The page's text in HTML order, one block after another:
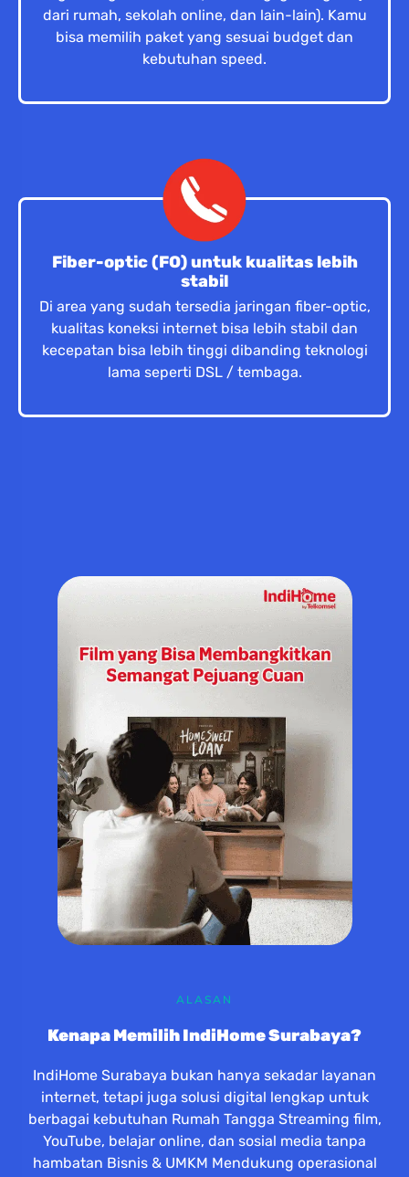
dari rumah, sekolah online, dan lain-lain). Kamu
bisa memilih paket yang sesuai budget dan
kebutuhan speed.
Fiber-optic (FO) untuk kualitas lebih
stabil
Di area yang sudah tersedia jaringan fiber-optic,
kualitas koneksi internet bisa lebih stabil dan
kecepatan bisa lebih tinggi dibanding teknologi
lama seperti DSL / tembaga.
ALASAN
Kenapa Memilih IndiHome Surabaya?
IndiHome Surabaya bukan hanya sekadar layanan
internet, tetapi juga solusi digital lengkap untuk
berbagai kebutuhan Rumah Tangga Streaming film,
YouTube, belajar online, dan sosial media tanpa
hambatan Bisnis & UMKM Mendukung operasional